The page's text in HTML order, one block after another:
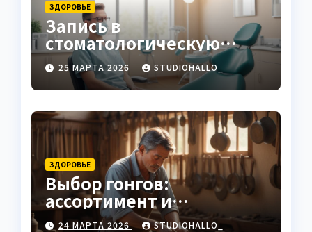
ЗДОРОВЬЕ
Запись в
стоматологическую
клинику
25 МАРТА 2026 STUDIOHALLO_
ЗДОРОВЬЕ
Выбор гонгов:
ассортимент и
характеристики
24 МАРТА 2026 STUDIOHALLO_